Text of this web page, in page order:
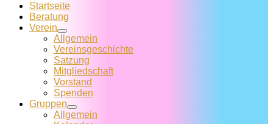
Startseite
Beratung
Verein
Allgemein
Vereins­geschichte
Satzung
Mitglied­schaft
Vorstand
Spenden
Gruppen
Allgemein